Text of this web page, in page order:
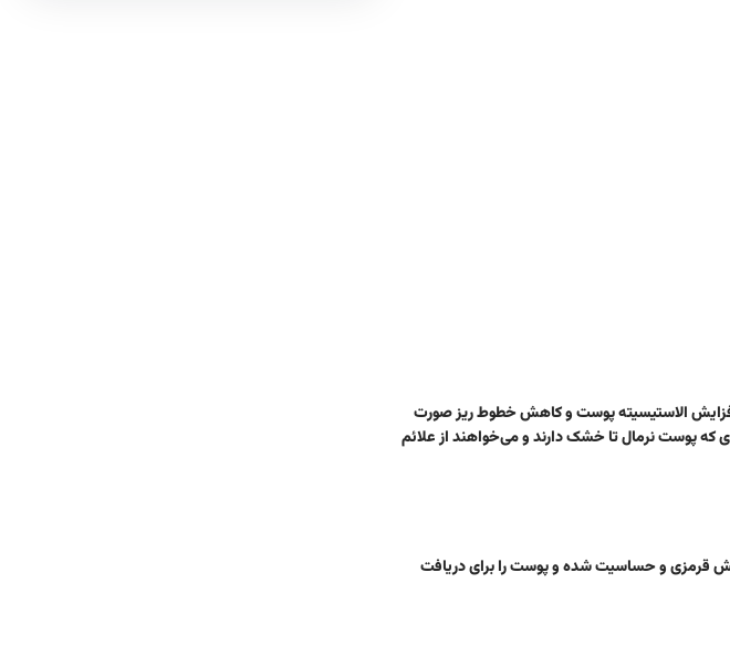
الاستیسیته پوست و کاهش خطوط ریز صورت
پوست نرمال تا خشک دارند و می‌خواهند از علائم
قرمزی و حساسیت شده و پوست را برای دریافت